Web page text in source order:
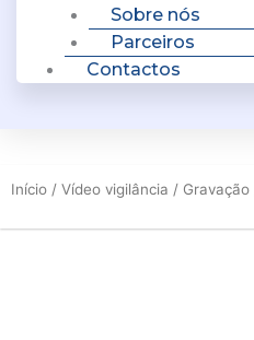
Sobre nós
Parceiros
Contactos
Início / Vídeo vigilância / Gravação